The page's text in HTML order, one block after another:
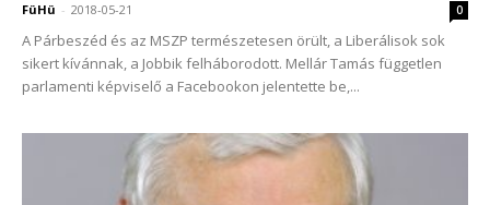
FüHü - 2018-05-21 0
A Párbeszéd és az MSZP természetesen örült, a Liberálisok sok
sikert kívánnak, a Jobbik felháborodott. Mellár Tamás független
parlamenti képviselő a Facebookon jelentette be,...